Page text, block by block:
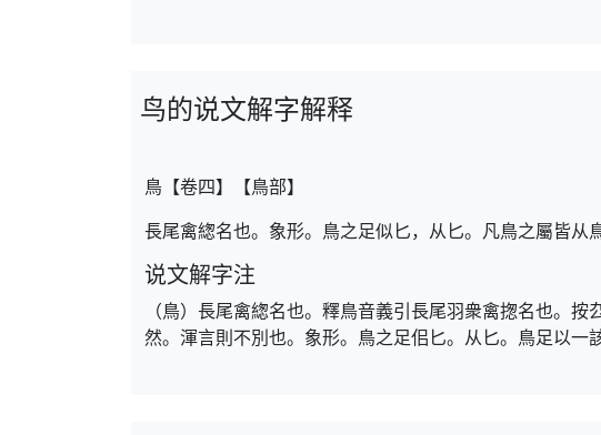
鸟的说文解字解释
鳥【卷四】【鳥部】
長尾禽緫名也。象形。鳥之足似匕，从匕。凡鳥之屬皆从
说文解字注
（鳥）長尾禽緫名也。釋鳥音義引長尾羽衆禽揔名也。
然。渾言則不別也。象形。鳥之足佀匕。从匕。鳥足以一